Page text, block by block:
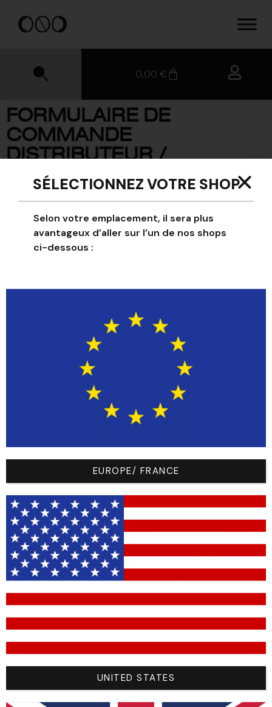
0,00 €
FORMULAIRE DE
COMMANDE
DISTRIBUTEUR /
REVENDEUR
Pour gagner du temps lors de vos commandes en tant que
distributeur ou revendeur NOLOGO, vous pouvez utilisez
ce formulaire.
Vous devez être connecté en tant que distributeur ou
revendeur pour pouvoir accéder à ce contenu.
Pour plus d'informations, vous pouvez nous contacter
À Partir De 200 € D'achat, Les
Frais De Retour Sont Offerts !
SÉLECTIONNEZ VOTRE SHOP
Selon votre emplacement, il sera plus
avantageux d’aller sur l’un de nos shops
ci-dessous :
EUROPE/ FRANCE
UNITED STATES